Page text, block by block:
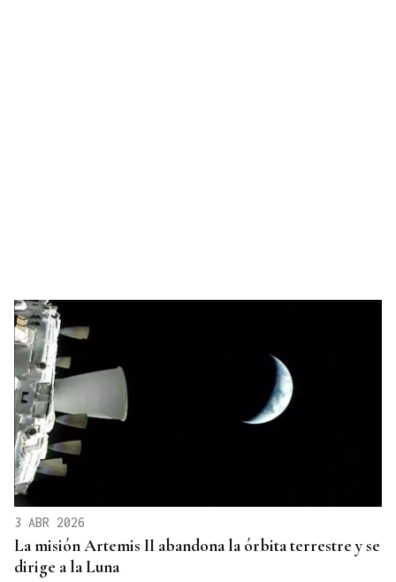
3 ABR 2026
La misión Artemis II abandona la órbita terrestre y se
dirige a la Luna